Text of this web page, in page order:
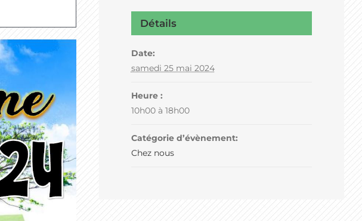
Détails
Date:
samedi 25 mai 2024
Heure :
10h00 à 18h00
Catégorie d’évènement:
Chez nous